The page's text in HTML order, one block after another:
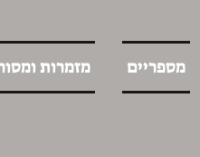
מספריים מזמרות